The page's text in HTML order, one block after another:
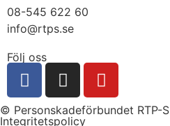
08-545 622 60
info@rtps.se
Följ oss
© Personskadeförbundet RTP-S
Integritetspolicy